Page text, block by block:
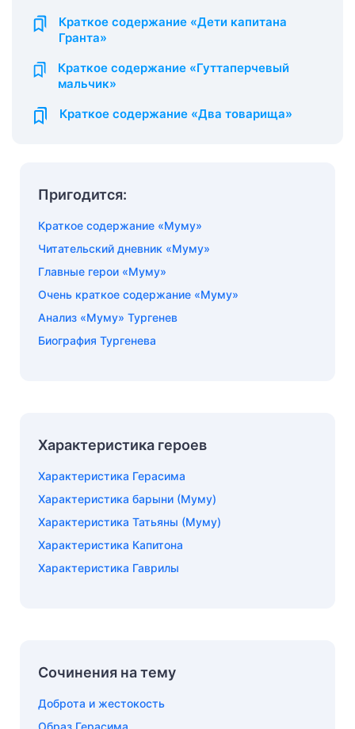
Краткое содержание «Дети капитана
Гранта»
Краткое содержание «Гуттаперчевый
мальчик»
Краткое содержание «Два товарища»
Пригодится:
Краткое содержание «Муму»
Читательский дневник «Муму»
Главные герои «Муму»
Очень краткое содержание «Муму»
Анализ «Муму» Тургенев
Биография Тургенева
Характеристика героев
Характеристика Герасима
Характеристика барыни (Муму)
Характеристика Татьяны (Муму)
Характеристика Капитона
Характеристика Гаврилы
Сочинения на тему
Доброта и жестокость
Образ Герасима